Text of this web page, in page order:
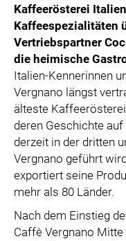
VIER HOCH VIER
ALFIES
HANNERSBERG
WILHELM-EXNER-
ADMIRAL SPORTWETTEN
EWP RECYCLING PFAND
ANNEMARIE CHARITY
IMPERIAL MARKETS
TRÄGERVEREIN
SPECIAL OLYMPICS
MEDIA
Kaffeerösterei
Kaffeespezialitäten
Vertriebspartner
die heimische
Italien-Kennerinnen
Vergnano längst
älteste
deren Geschichte
derzeit in der dritten
Vergnano geführt
exportiert seine
mehr als 80 Länder.
Nach dem Einstieg
Caffè Vergnano